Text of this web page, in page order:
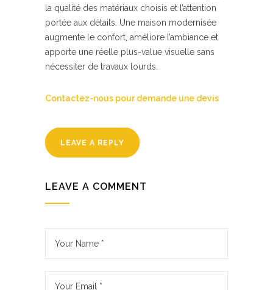
la qualité des matériaux choisis et l’attention
portée aux détails. Une maison modernisée
augmente le confort, améliore l’ambiance et
apporte une réelle plus-value visuelle sans
nécessiter de travaux lourds.
Contactez-nous pour demande une devis
LEAVE A REPLY
LEAVE A COMMENT